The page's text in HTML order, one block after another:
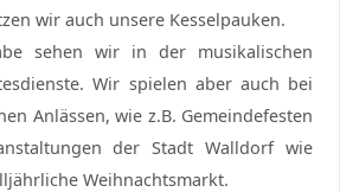
wir auch unsere Kesselpauken.
sehen wir in der musikalischen
Wir spielen aber auch bei
Anlässen, wie z.B. Gemeindefesten
der Stadt Walldorf wie
Weihnachtsmarkt.